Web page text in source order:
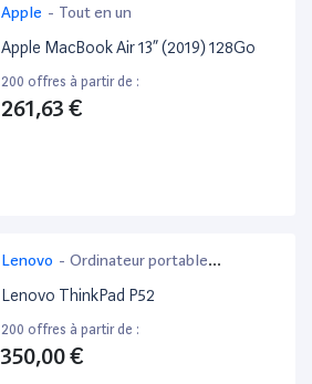
Apple - Tout en un
Apple MacBook Air 13” (2019) 128Go
200 offres à partir de :
261,63 €
Lenovo - Ordinateur portable
bureautique
Lenovo ThinkPad P52
200 offres à partir de :
350,00 €